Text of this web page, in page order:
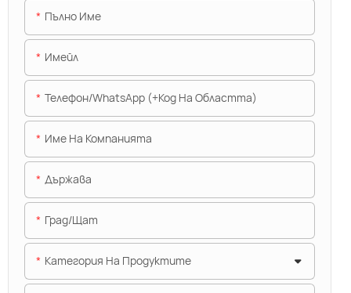
Пълно Име
Имейл
Телефон/WhatsApp (+Код На Областта)
Име На Компанията
Държава
Град/щат
Категория На Продуктите